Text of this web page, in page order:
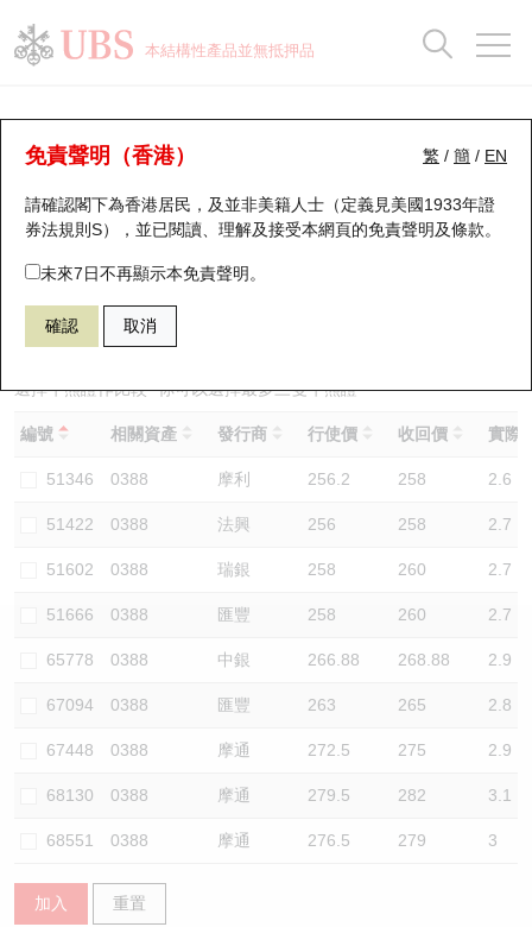
本結構性產品並無抵押品
繁 / 簡 / EN
免責聲明（香港）
請確認閣下為香港居民，及並非美籍人士（定義見美國1933年證
券法規則S），並已閱讀、理解及接受本網頁的免責聲明及條款。
未來7日不再顯示本免責聲明。
確認 取消
牛熊證分析儀
表現 街貨統計 比較
51627 瑞銀牛證 0388 香港交易所
選擇牛熊證作比較 *你可以選擇最多三隻牛熊證
編號 相關資產 發行商 行使價 收回價 實際
51346 0388 摩利 256.2 258 2.6
51422 0388 法興 256 258 2.7
51602 0388 瑞銀 258 260 2.7
51666 0388 匯豐 258 260 2.7
65778 0388 中銀 266.88 268.88 2.9
67094 0388 匯豐 263 265 2.8
67448 0388 摩通 272.5 275 2.9
68130 0388 摩通 279.5 282 3.1
68551 0388 摩通 276.5 279 3
加入 重置
瑞銀認股證一覽
新發行瑞銀認股證
即將到期認股證
認股證到期結算價查詢
認股證分析儀
認股證速算機
認股證/牛熊證日誌
認股證文件及公告
街貨統計
比較
牛熊全景快搜
牛熊證搜尋
牛熊證街貨分佈圖
正股牛熊證列表
新發行瑞銀牛熊證
已收回牛熊證剩餘價值
牛熊證到期結算價查詢
牛熊證分析儀
牛熊證文件及公告
牛熊證文件及公告 (瑞信)
街貨統計
比較
十大升幅/跌幅
十大認股證成交分佈
十天股證佔大市成交
資金流
街貨統計
三十大平均引伸波幅
正股分析儀
二十大活躍股份
恒指成份股
國指成份股
科指成份股
相關資產沽空
中資ETFs溢價比較
AH 股價對照
ADR
收市競價變化
持股比重
顯示所有持股比重
每月輪證大市專題
輪證專欄
講座及教育短片
認股證投資者教育
牛熊證投資者教育
認股證牛熊證常問問題